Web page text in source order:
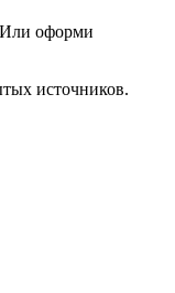
оформи
источников.